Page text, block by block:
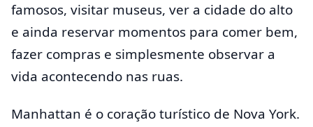
famosos, visitar museus, ver a cidade do alto
e ainda reservar momentos para comer bem,
fazer compras e simplesmente observar a
vida acontecendo nas ruas.
Manhattan é o coração turístico de Nova York.